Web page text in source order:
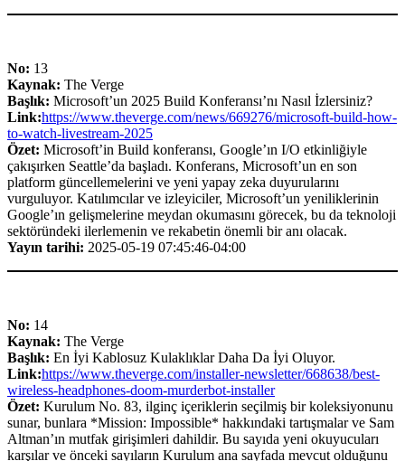
No: 13
Kaynak: The Verge
Başlık: Microsoft’un 2025 Build Konferansı’nı Nasıl İzlersiniz?
Link:https://www.theverge.com/news/669276/microsoft-build-how-
to-watch-livestream-2025
Özet: Microsoft’in Build konferansı, Google’ın I/O etkinliğiyle
çakışırken Seattle’da başladı. Konferans, Microsoft’un en son
platform güncellemelerini ve yeni yapay zeka duyurularını
vurguluyor. Katılımcılar ve izleyiciler, Microsoft’un yeniliklerinin
Google’ın gelişmelerine meydan okumasını görecek, bu da teknoloji
sektöründeki ilerlemenin ve rekabetin önemli bir anı olacak.
Yayın tarihi: 2025-05-19 07:45:46-04:00
No: 14
Kaynak: The Verge
Başlık: En İyi Kablosuz Kulaklıklar Daha Da İyi Oluyor.
Link:https://www.theverge.com/installer-newsletter/668638/best-
wireless-headphones-doom-murderbot-installer
Özet: Kurulum No. 83, ilginç içeriklerin seçilmiş bir koleksiyonunu
sunar, bunlara *Mission: Impossible* hakkındaki tartışmalar ve Sam
Altman’ın mutfak girişimleri dahildir. Bu sayıda yeni okuyucuları
karşılar ve önceki sayıların Kurulum ana sayfada mevcut olduğunu